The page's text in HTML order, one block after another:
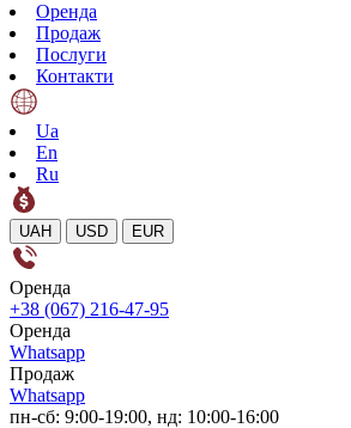
Оренда
Продаж
Послуги
Контакти
Ua
En
Ru
UAH USD EUR
Оренда
+38 (067) 216-47-95
Оренда
Whatsapp
Продаж
Whatsapp
пн-сб: 9:00-19:00, нд: 10:00-16:00